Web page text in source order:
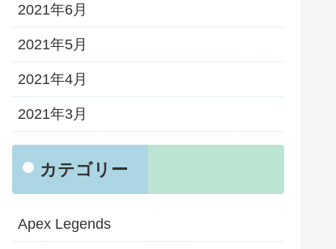
2021年6月
2021年5月
2021年4月
2021年3月
カテゴリー
Apex Legends